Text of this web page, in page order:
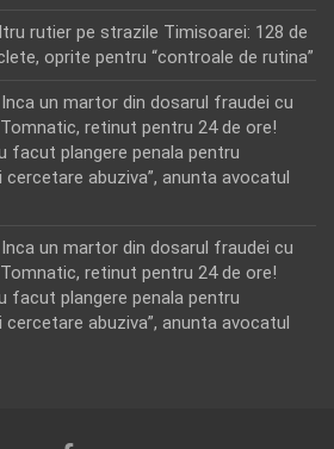
rutier pe strazile Timisoarei: 128 de
oprite pentru “controale de rutina”
Inca un martor din dosarul fraudei cu
retinut pentru 24 de ore!
facut plangere penala pentru
abuziva”, anunta avocatul
Inca un martor din dosarul fraudei cu
retinut pentru 24 de ore!
facut plangere penala pentru
abuziva”, anunta avocatul